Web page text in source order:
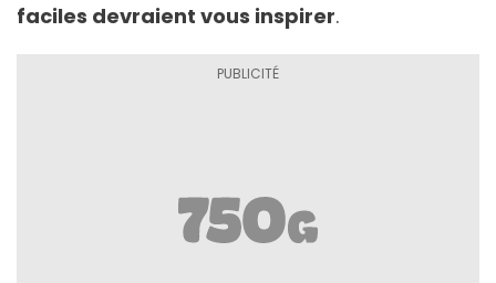
faciles devraient vous inspirer.